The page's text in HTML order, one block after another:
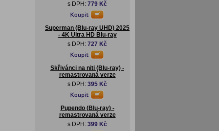
s DPH: 779 Kč
Superman (Blu-ray UHD) 2025
- 4K Ultra HD Blu-ray
s DPH: 727 Kč
Skřivánci na niti (Blu-ray) -
remastrovaná verze
s DPH: 395 Kč
Pupendo (Blu-ray) -
remastrovaná verze
s DPH: 399 Kč